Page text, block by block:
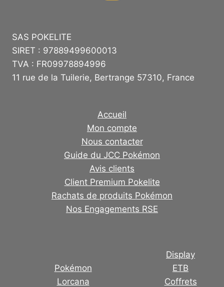
SAS POKELITE
SIRET : 97889499600013
TVA : FR09978894996
11 rue de la Tuilerie, Bertrange 57310, France
Accueil
Mon compte
Nous contacter
Guide du JCC Pokémon
Avis clients
Client Premium Pokelite
Rachats de produits Pokémon
Nos Engagements RSE
Pokémon
Lorcana
Display
ETB
Coffrets